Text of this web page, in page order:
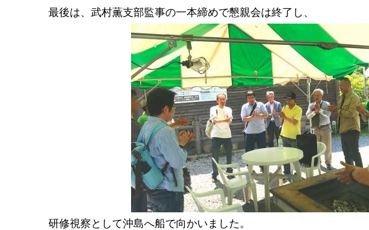
最後は、武村薫支部監事の一本締めで懇親会は終了し、
研修視察として沖島へ船で向かいました。